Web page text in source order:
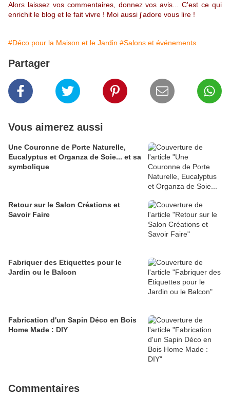
Alors laissez vos commentaires, donnez vos avis... C'est ce qui
enrichit le blog et le fait vivre ! Moi aussi j'adore vous lire !
#Déco pour la Maison et le Jardin #Salons et événements
Partager
Vous aimerez aussi
Une Couronne de Porte Naturelle,
Eucalyptus et Organza de Soie... et sa
symbolique
Retour sur le Salon Créations et
Savoir Faire
Fabriquer des Etiquettes pour le
Jardin ou le Balcon
Fabrication d'un Sapin Déco en Bois
Home Made : DIY
Commentaires